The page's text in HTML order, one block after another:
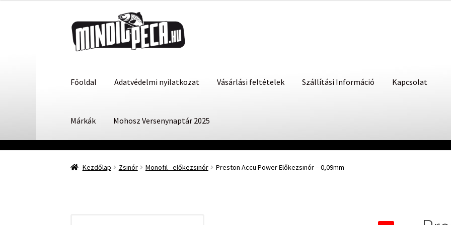
a
navigációhoz
a
tartalomba
Főoldal Adatvédelmi nyilatkozat Vásárlási feltételek Szállítási Információ Kapcsolat
Márkák Mohosz Versenynaptár 2025
Kezdőlap Zsinór Monofil - előkezsinór Preston Accu Power Előkezsinór – 0,09mm